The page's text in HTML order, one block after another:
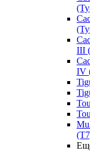
III
IV